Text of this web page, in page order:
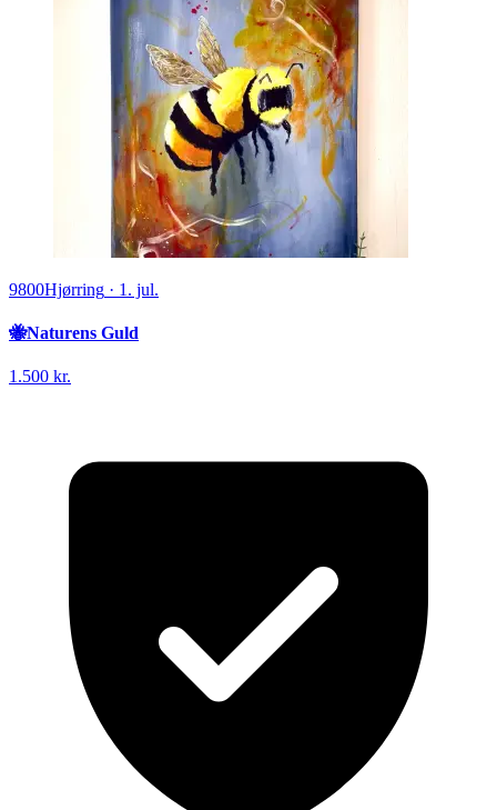
9800Hjørring · 1. jul.
🐝Naturens Guld
1.500 kr.